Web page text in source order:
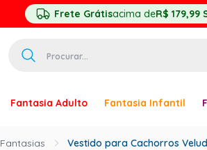
Frete Grátisacima deR$ 179,99
Fantasia Adulto Fantasia Infantil
Fantasias Vestido para Cachorros
2
princesa